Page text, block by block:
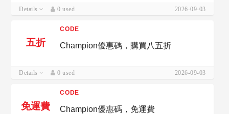
Details 0 used 2026-09-03
五折
CODE
Champion優惠碼，購買八五折
Details 0 used 2026-09-03
免運費
CODE
Champion優惠碼，免運費